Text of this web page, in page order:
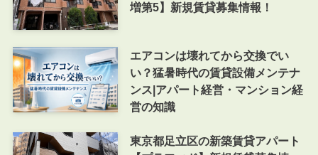
増第5】新規賃貸募集情報！
エアコンは壊れてから交換でい
い？猛暑時代の賃貸設備メンテナ
ンス|アパート経営・マンション経
営の知識
東京都足立区の新築賃貸アパート